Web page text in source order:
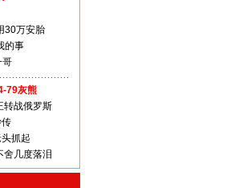
30万安胎
的事
哥
79灰熊
转战俄罗斯
抓起
舍几度落泪